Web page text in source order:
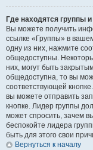
Где находятся группы
Вы можете получить
ссылке «Группы» в
одну из них, нажмите
общедоступны.
них, могут быть
общедоступна, то вы
соответствующей
вы можете отправить
кнопке. Лидер группы
может спросить, зачем
беспокойте лидера
быть для этого свои
Вернуться к началу